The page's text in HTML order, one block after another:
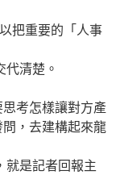
把重要的「人事
清楚。
考怎樣讓對方產
，去建構起來龍
就是記者回報主